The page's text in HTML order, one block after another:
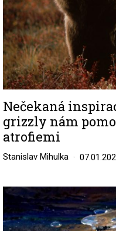
Nečekaná
grizzly nám
atrofiemi
Stanislav Mihulka
Image